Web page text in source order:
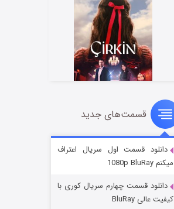
سریال زشت
قسمت۲ (زیرنویس) منتشر شد
قسمت‌های جدید
دانلود قسمت اول سریال اعتراف
میکنم 1080p BluRay
دانلود قسمت چهارم سریال کوری با
کیفیت عالی BluRay